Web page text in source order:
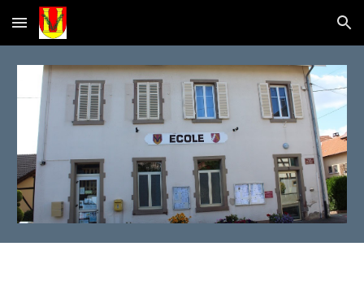
Skip to main content Skip to navigation